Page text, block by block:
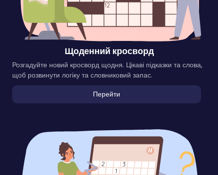
Щоденний кросворд
Розгадуйте новий кросворд щодня. Цікаві підказки та слова,
щоб розвинути логіку та словниковий запас.
Перейти